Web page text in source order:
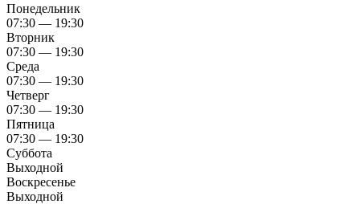
Понедельник
07:30 — 19:30
Вторник
07:30 — 19:30
Среда
07:30 — 19:30
Четверг
07:30 — 19:30
Пятница
07:30 — 19:30
Суббота
Выходной
Воскресенье
Выходной